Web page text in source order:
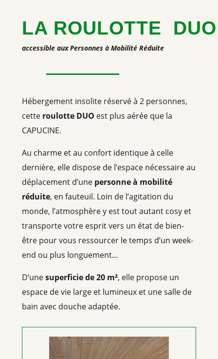
LA ROULOTTE
accessible aux Personnes à Mobilité Réduite
Hébergement insolite réservé à 2 personnes,
cette roulotte DUO est plus aérée que la
CAPUCINE.
Au charme et au confort identique à celle
dernière, elle dispose de l’espace nécessaire au
déplacement d’une personne à mobilité
réduite, en fauteuil. Loin de l’agitation du
monde, l’atmosphère y est tout autant cosy et
transporte votre esprit vers un état de bien-
être pour vous ressourcer le temps d’un week-
end ou plus longuement…
D’unesuperficie de 20 m², elle propose un
espace de vie large et lumineux et une salle de
bain avec douche adaptée.